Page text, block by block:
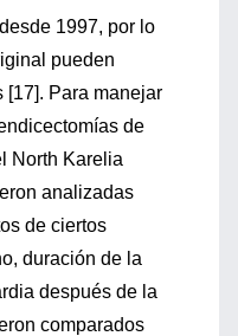
1997, por lo
pueden
[17]. Para manejar
de
North Karelia
analizadas
de ciertos
duración de la
después de la
comparados